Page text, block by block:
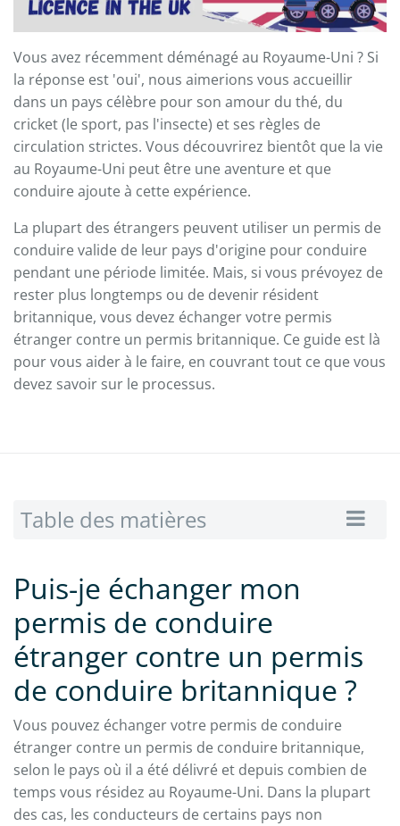
Vous avez récemment déménagé au Royaume-Uni ? Si
la réponse est 'oui', nous aimerions vous accueillir
dans un pays célèbre pour son amour du thé, du
cricket (le sport, pas l'insecte) et ses règles de
circulation strictes. Vous découvrirez bientôt que la vie
au Royaume-Uni peut être une aventure et que
conduire ajoute à cette expérience.
La plupart des étrangers peuvent utiliser un permis de
conduire valide de leur pays d'origine pour conduire
pendant une période limitée. Mais, si vous prévoyez de
rester plus longtemps ou de devenir résident
britannique, vous devez échanger votre permis
étranger contre un permis britannique. Ce guide est là
pour vous aider à le faire, en couvrant tout ce que vous
devez savoir sur le processus.
Table des matières
Puis-je échanger mon
permis de conduire
étranger contre un permis
de conduire britannique ?
Vous pouvez échanger votre permis de conduire
étranger contre un permis de conduire britannique,
selon le pays où il a été délivré et depuis combien de
temps vous résidez au Royaume-Uni. Dans la plupart
des cas, les conducteurs de certains pays non